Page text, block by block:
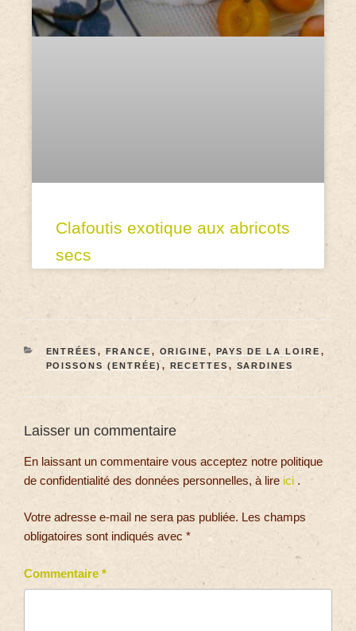
Clafoutis exotique aux abricots
secs
ENTRÉES , FRANCE , ORIGINE , PAYS DE LA LOIRE ,
POISSONS (ENTRÉE) , RECETTES , SARDINES
Laisser un commentaire
En laissant un commentaire vous acceptez notre politique
de confidentialité des données personnelles, à lire ici .
Votre adresse e-mail ne sera pas publiée. Les champs
obligatoires sont indiqués avec *
Commentaire *